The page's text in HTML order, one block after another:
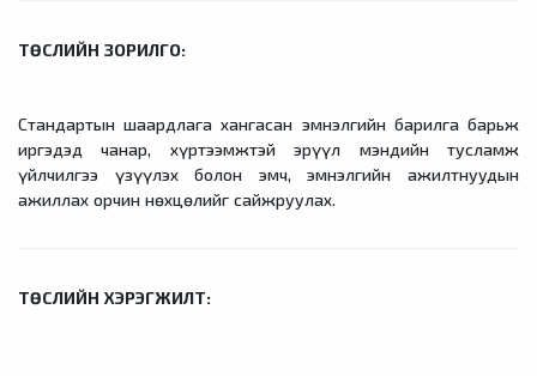
ТӨСЛИЙН ЗОРИЛГО:
Стандартын шаардлага хангасан эмнэлгийн барилга барьж
иргэдэд чанар, хүртээмжтэй эрүүл мэндийн тусламж
үйлчилгээ үзүүлэх болон эмч, эмнэлгийн ажилтнуудын
ажиллах орчин нөхцөлийг сайжруулах.
ТӨСЛИЙН ХЭРЭГЖИЛТ: